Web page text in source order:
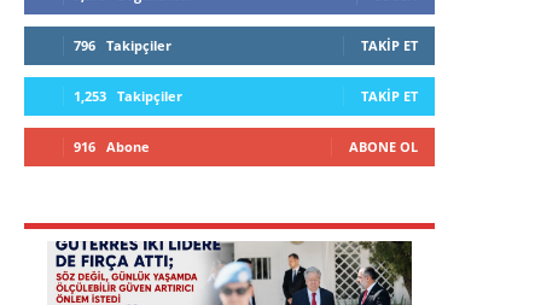
796 Takipçiler TAKIP ET
1,253 Takipçiler TAKIP ET
916 Abone ABONE OL